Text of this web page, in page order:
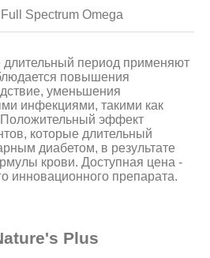
Full Spectrum Omega
длительный период применяют
повышения
уменьшения
инфекциями, такими как
эффект
которые длительный
диабетом, в результате
крови. Доступная цена -
инновационного препарата.
Plus